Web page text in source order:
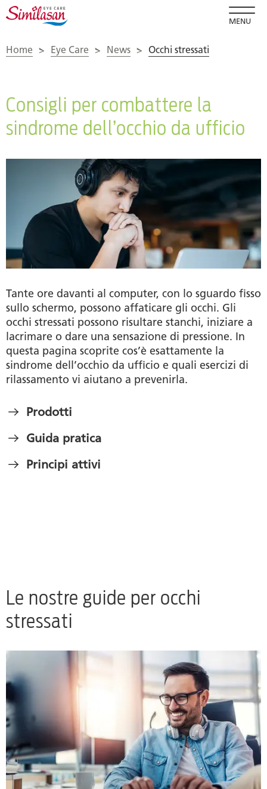
MENU
Home > Eye Care > News > Occhi stressati
Consigli per combattere la
sindrome dell’occhio da ufficio
Tante ore davanti al computer, con lo sguardo fisso
sullo schermo, possono affaticare gli occhi. Gli
occhi stressati possono risultare stanchi, iniziare a
lacrimare o dare una sensazione di pressione. In
questa pagina scoprite cos’è esattamente la
sindrome dell’occhio da ufficio e quali esercizi di
rilassamento vi aiutano a prevenirla.
Prodotti
Guida pratica
Principi attivi
Le nostre guide per occhi
stressati